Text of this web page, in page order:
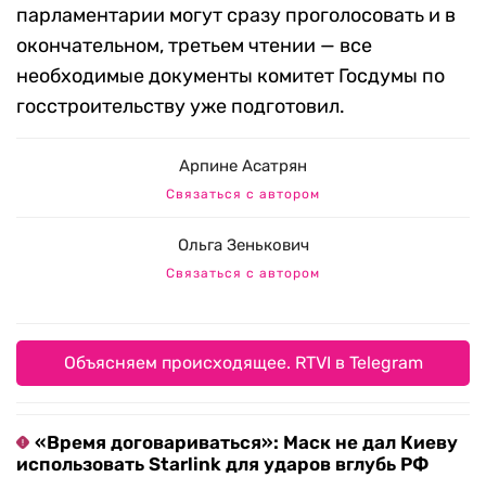
парламентарии могут сразу проголосовать и в
окончательном, третьем чтении — все
необходимые документы комитет Госдумы по
госстроительству уже подготовил.
Арпине Асатрян
Связаться с автором
Ольга Зенькович
Связаться с автором
Объясняем происходящее. RTVI в Telegram
«Время договариваться»: Маск не дал Киеву
использовать Starlink для ударов вглубь РФ